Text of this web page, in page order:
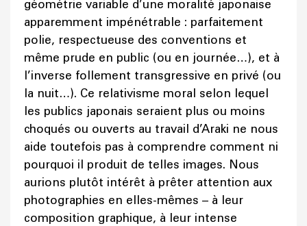
géométrie variable d’une moralité japonaise
apparemment impénétrable : parfaitement
polie, respectueuse des conventions et
même prude en public (ou en journée…), et à
l’inverse follement transgressive en privé (ou
la nuit…). Ce relativisme moral selon lequel
les publics japonais seraient plus ou moins
choqués ou ouverts au travail d’Araki ne nous
aide toutefois pas à comprendre comment ni
pourquoi il produit de telles images. Nous
aurions plutôt intérêt à prêter attention aux
photographies en elles-mêmes – à leur
composition graphique, à leur intense